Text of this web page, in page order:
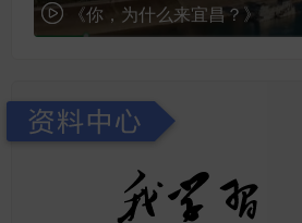
《你，为什么来宜昌？》